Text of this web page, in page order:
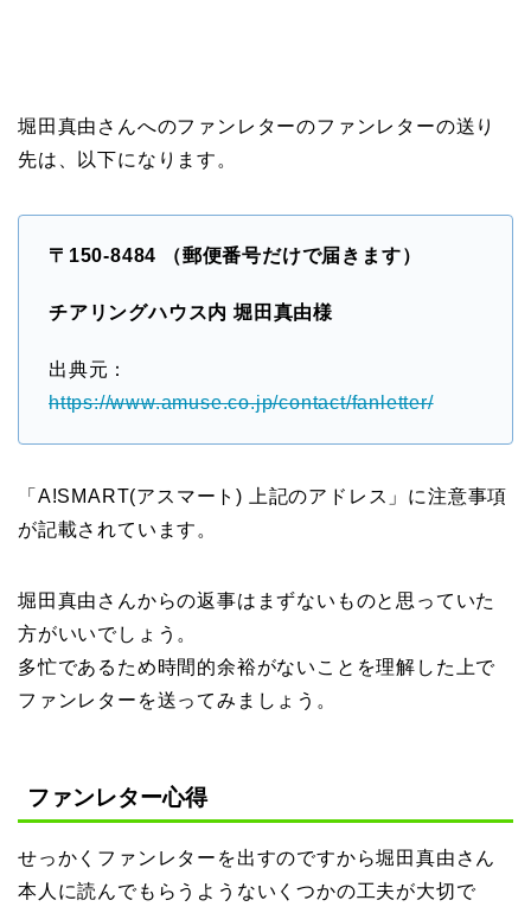
堀田真由さんへのファンレターのファンレターの送り
先は、以下になります。
〒150-8484 （郵便番号だけで届きます）
チアリングハウス内 堀田真由様
出典元：
https://www.amuse.co.jp/contact/fanletter/
「A!SMART(アスマート) 上記のアドレス」に注意事項
が記載されています。
堀田真由さんからの返事はまずないものと思っていた
方がいいでしょう。
多忙であるため時間的余裕がないことを理解した上で
ファンレターを送ってみましょう。
ファンレター心得
せっかくファンレターを出すのですから堀田真由さん
本人に読んでもらうようないくつかの工夫が大切で